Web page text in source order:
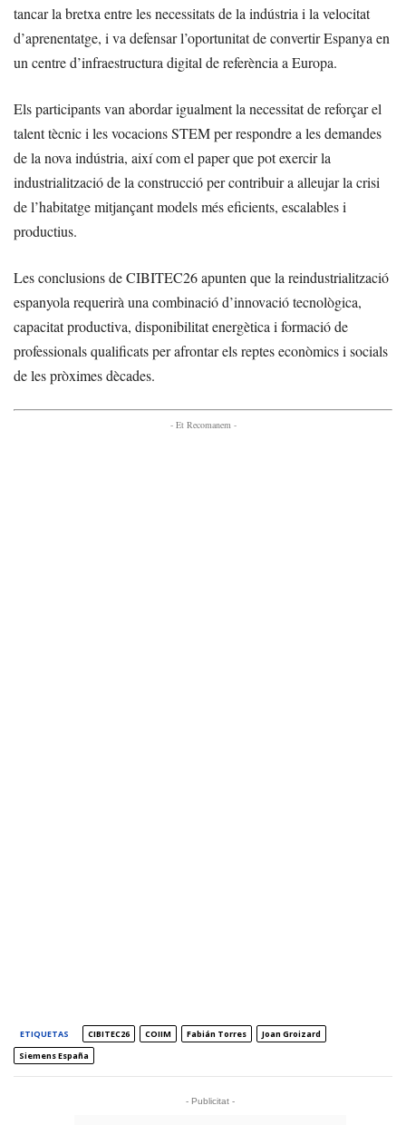
tancar la bretxa entre les necessitats de la indústria i la velocitat
d’aprenentatge, i va defensar l’oportunitat de convertir Espanya en
un centre d’infraestructura digital de referència a Europa.
Els participants van abordar igualment la necessitat de reforçar el
talent tècnic i les vocacions STEM per respondre a les demandes
de la nova indústria, així com el paper que pot exercir la
industrialització de la construcció per contribuir a alleujar la crisi
de l’habitatge mitjançant models més eficients, escalables i
productius.
Les conclusions de CIBITEC26 apunten que la reindustrialització
espanyola requerirà una combinació d’innovació tecnològica,
capacitat productiva, disponibilitat energètica i formació de
professionals qualificats per afrontar els reptes econòmics i socials
de les pròximes dècades.
- Et Recomanem -
ETIQUETAS CIBITEC26 COIIM Fabián Torres
Joan Groizard
Siemens España
- Publicitat -